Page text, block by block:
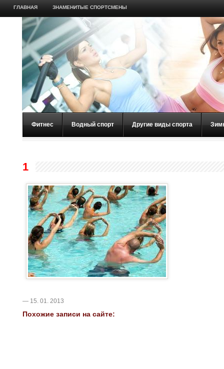
ГЛАВНАЯ ЗНАМЕНИТЫЕ СПОРТСМЕНЫ
Фитнес Водный спорт Другие виды спорта
1
— 15. 01. 2013
Похожие записи на сайте: